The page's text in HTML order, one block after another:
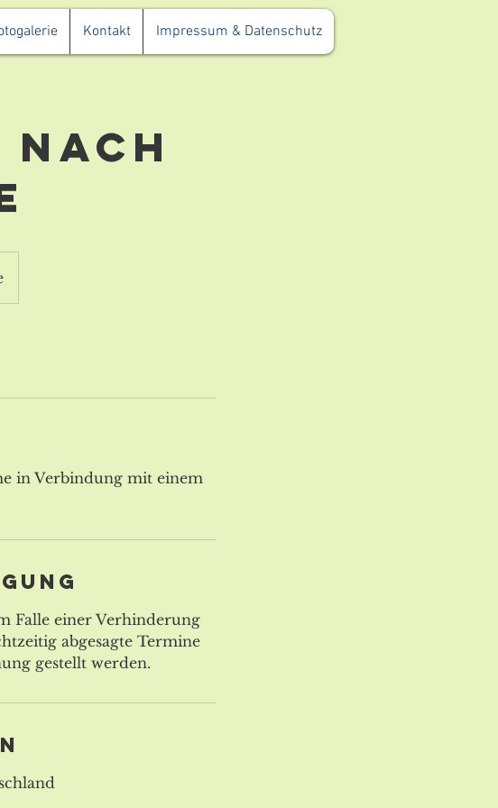
Kontakt Impressum & Datenschutz
nach
in Verbindung mit einem
Falle einer Verhinderung
abgesagte Termine
gestellt werden.